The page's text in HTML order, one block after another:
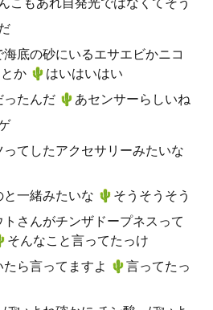
底の砂にいるエサエビかニコ
か 🌵️はいはいはい
たんだ 🌵️あセンサーらしいね
てしたアクセサリーみたいな
一緒みたいな 🌵️そうそうそう
さんがチンザドープネスって
んなこと言ってたっけ
ら言ってますよ 🌵️言ってたっ